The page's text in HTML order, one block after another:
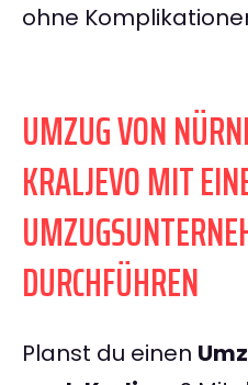
ohne
UMZUG VON
KRALJEVO MIT
DURCHFÜHREN
Planst du einen